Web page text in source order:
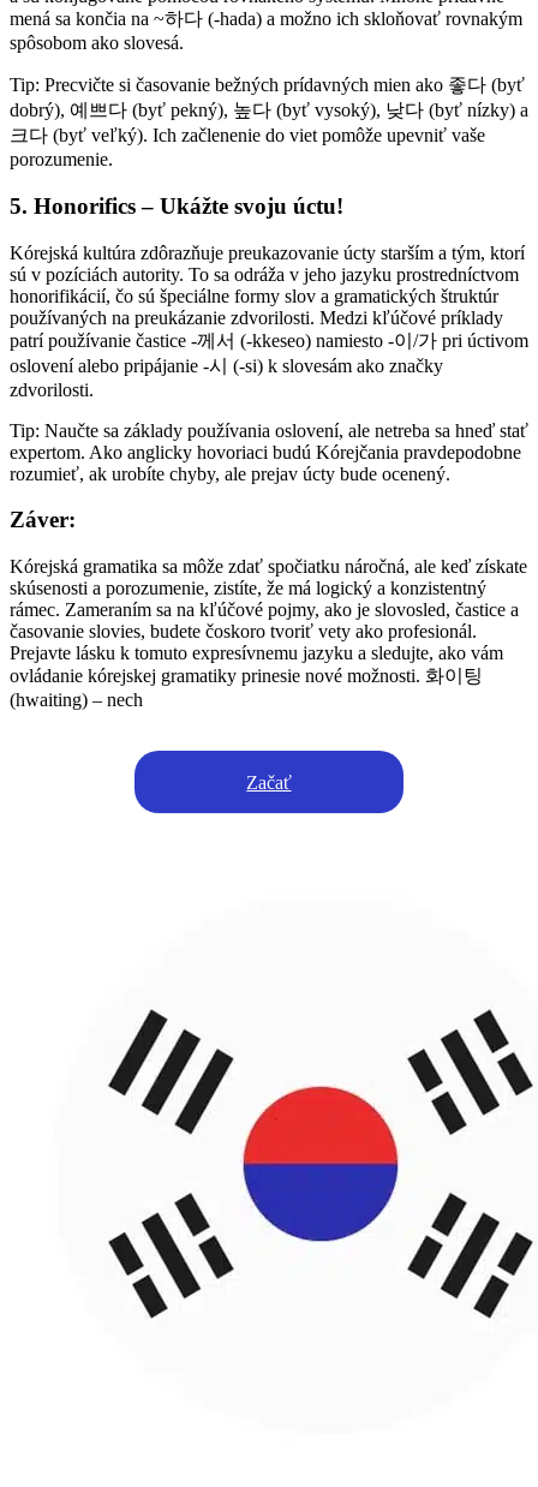
mená sa končia na ~하다 (-hada) a možno ich skloňovať rovnakým
spôsobom ako slovesá.
Tip: Precvičte si časovanie bežných prídavných mien ako 좋다 (byť
dobrý), 예쁘다 (byť pekný), 높다 (byť vysoký), 낮다 (byť nízky) a
크다 (byť veľký). Ich začlenenie do viet pomôže upevniť vaše
porozumenie.
5. Honorifics – Ukážte svoju úctu!
Kórejská kultúra zdôrazňuje preukazovanie úcty starším a tým, ktorí
sú v pozíciách autority. To sa odráža v jeho jazyku prostredníctvom
honorifikácií, čo sú špeciálne formy slov a gramatických štruktúr
používaných na preukázanie zdvorilosti. Medzi kľúčové príklady
patrí používanie častice -께서 (-kkeseo) namiesto -이/가 pri úctivom
oslovení alebo pripájanie -시 (-si) k slovesám ako značky
zdvorilosti.
Tip: Naučte sa základy používania oslovení, ale netreba sa hneď stať
expertom. Ako anglicky hovoriaci budú Kórejčania pravdepodobne
rozumieť, ak urobíte chyby, ale prejav úcty bude ocenený.
Záver:
Kórejská gramatika sa môže zdať spočiatku náročná, ale keď získate
skúsenosti a porozumenie, zistíte, že má logický a konzistentný
rámec. Zameraním sa na kľúčové pojmy, ako je slovosled, častice a
časovanie slovies, budete čoskoro tvoriť vety ako profesionál.
Prejavte lásku k tomuto expresívnemu jazyku a sledujte, ako vám
ovládanie kórejskej gramatiky prinesie nové možnosti. 화이팅
(hwaiting) – nech
Začať